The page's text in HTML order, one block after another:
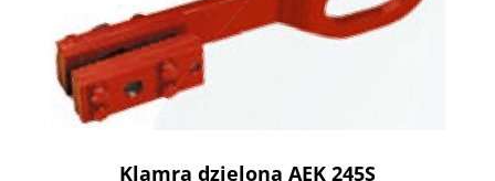
Klamra dzielona AEK 245S